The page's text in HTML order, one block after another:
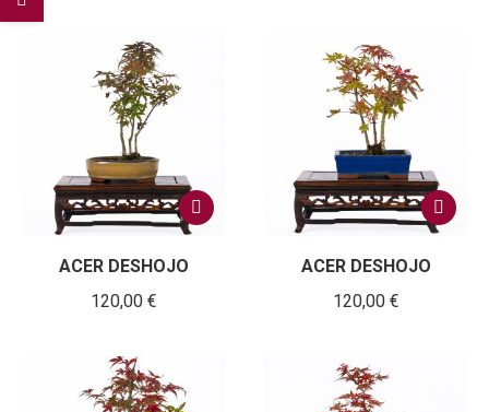
ACER DESHOJO
120,00 €
ACER DESHOJO
120,00 €